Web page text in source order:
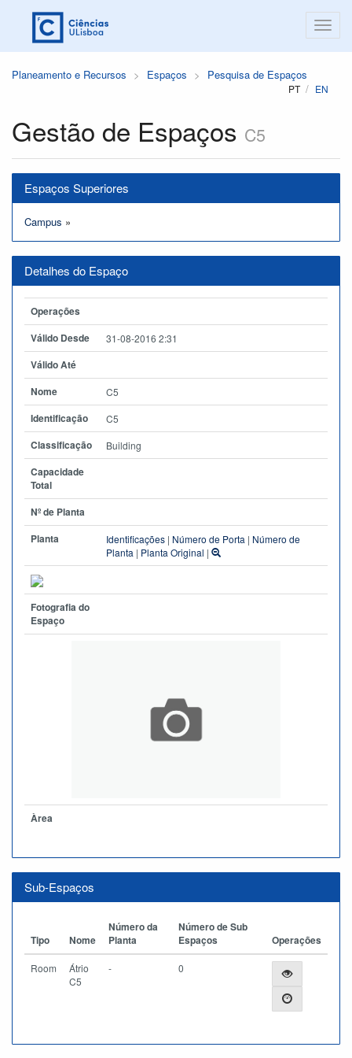
Planeamento e Recursos Espaços Pesquisa de Espaços
PT EN
Gestão de Espaços C5
Espaços Superiores
Campus »
Detalhes do Espaço
Operações
Válido Desde
31-08-2016 2:31
Válido Até
Nome
C5
Identificação C5
Classificação Building
Capacidade
Total
Nº de Planta
Planta
Identificações | Número de Porta | Número de
Planta | Planta Original |
Fotografia do
Espaço
Àrea
Sub-Espaços
Tipo Nome
Número da
Planta
Número de Sub
Espaços
Operações
Room
Átrio
C5
- 0